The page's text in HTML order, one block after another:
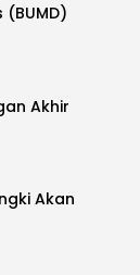
(BUMD)
Akhir
Akan